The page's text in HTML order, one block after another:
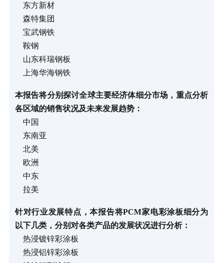
东方新材
森特集团
宝武钢铁
鞍钢
山东科瑞钢板
上海华海钢铁
本报告将分别探讨全球主要经济体细分市场，重点分析
各区域的销售状况及未来发展趋势：
中国
东南亚
北美
欧洲
中东
拉美
针对行业发展特点，本报告将PCM家电彩涂板细分为
以下几类，分别对各类产品的发展状况进行分析：
热浸镀锌彩涂板
热浸铝锌彩涂板